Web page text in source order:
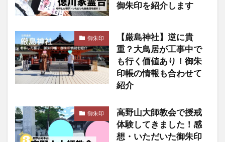
御朱印を紹介します
御朱印
【厳島神社】逆に貴
重？大鳥居が工事中で
も行く価値あり！御朱
印帳の情報も合わせて
紹介
御朱印
高野山大師教会で授戒
体験してきました！感
想・いただいた御朱印